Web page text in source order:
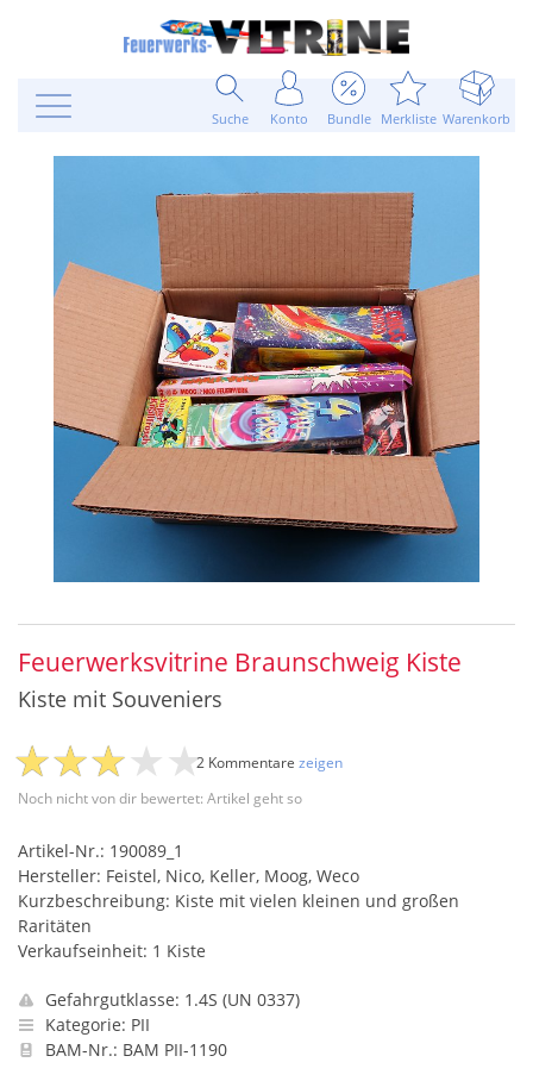
Suche Konto Bundle Merkliste Warenkorb
Feuerwerksvitrine Braunschweig Kiste
Kiste mit Souveniers
Noch nicht von dir bewertet: Artikel geht so
2 Kommentare zeigen
Artikel-Nr.: 190089_1
Hersteller: Feistel, Nico, Keller, Moog, Weco
Kurzbeschreibung: Kiste mit vielen kleinen und großen
Raritäten
Verkaufseinheit: 1 Kiste
Gefahrgutklasse: 1.4S (UN 0337)
Kategorie: PII
BAM-Nr.: BAM PII-1190